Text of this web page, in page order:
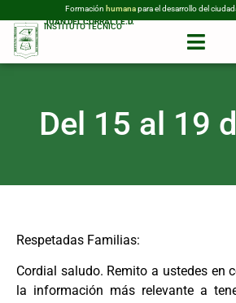
Formación humanapara el desarrollo del
INSTITUTO TÉCNICO
JUAN DEL CORRAL I.E.D.
Del 15 al 19
Respetadas Familias:
Cordial saludo. Remito a ustedes en
la información más relevante a